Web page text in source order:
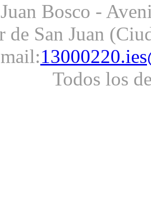
Bosco -
de San Juan
mail:
Todos los